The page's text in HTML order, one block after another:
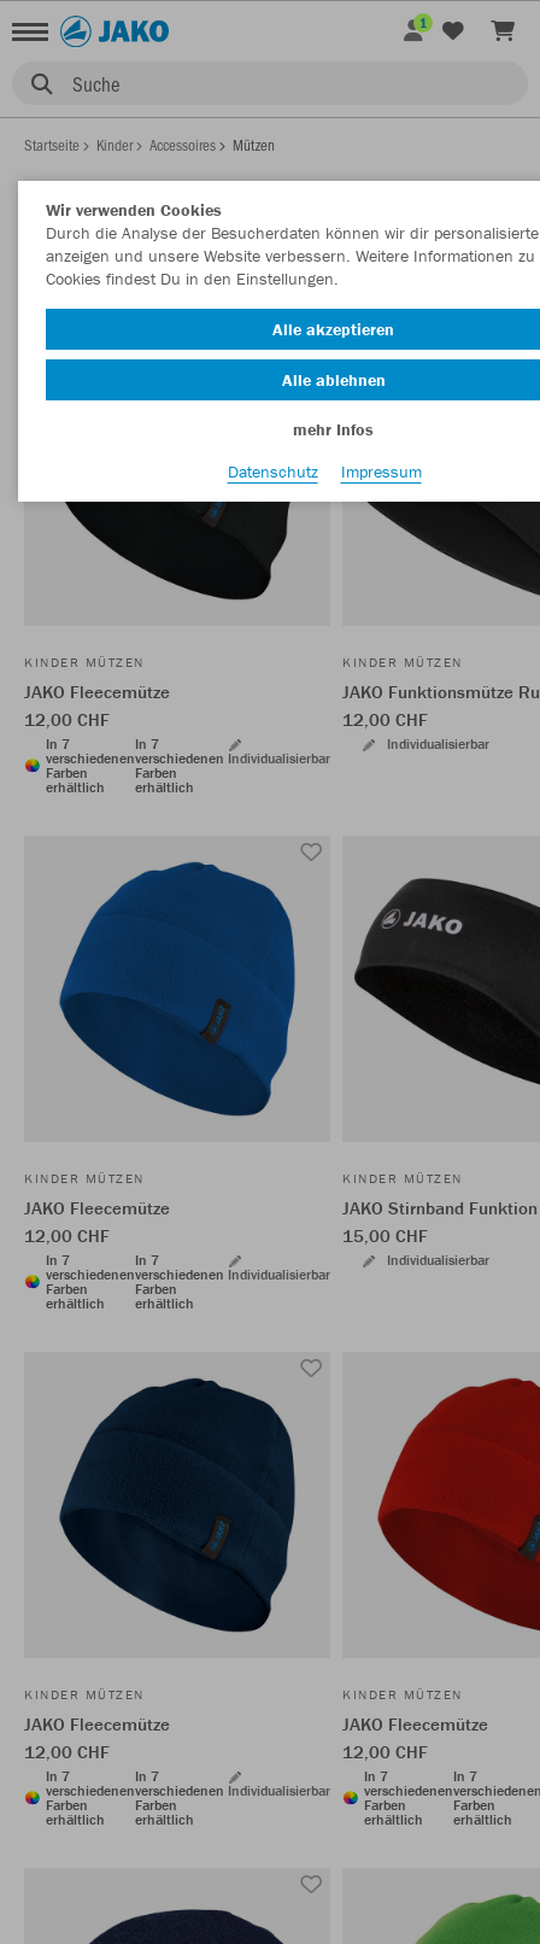
Suche
1
Startseite Kinder Accessoires Mützen
KINDER MÜTZEN
Filter anzeigen
KINDER MÜTZEN
JAKO Fleecemütze
12,00 CHF
In 7
verschiedenen
Farben
erhältlich
In 7
verschiedenen
Farben
erhältlich
Individualisierbar
KINDER MÜTZEN
JAKO Funktionsmütze
12,00 CHF
Individualisierbar
KINDER MÜTZEN
JAKO Fleecemütze
12,00 CHF
In 7
verschiedenen
Farben
erhältlich
In 7
verschiedenen
Farben
erhältlich
Individualisierbar
KINDER MÜTZEN
JAKO Stirnband Funktion
15,00 CHF
Individualisierbar
KINDER MÜTZEN
JAKO Fleecemütze
12,00 CHF
In 7
verschiedenen
Farben
erhältlich
In 7
verschiedenen
Farben
erhältlich
Individualisierbar
KINDER MÜTZEN
JAKO Fleecemütze
12,00 CHF
In 7
verschiedenen
Farben
erhältlich
In 7
Farben
erhältlich
Wir verwenden Cookies
Durch die Analyse der Besucherdaten können wir dir
anzeigen und unsere Website verbessern. Weitere Informationen zu
Cookies findest Du in den Einstellungen.
Alle akzeptieren
Alle ablehnen
mehr Infos
Datenschutz
Impressum